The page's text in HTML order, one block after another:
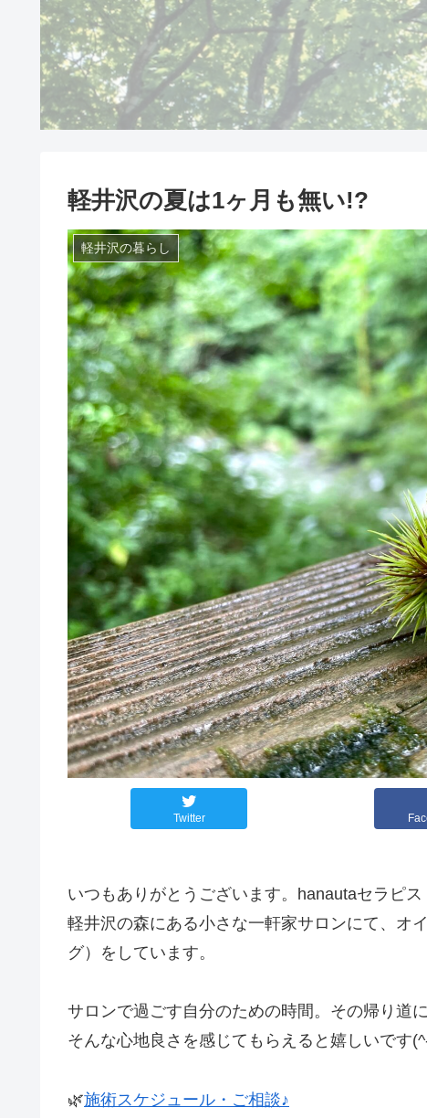
軽井沢の夏は1ヶ月も無い!?
軽井沢の暮らし
Twitter
いつもありがとうございます。hanautaセラピス
軽井沢の森にある小さな一軒家サロンにて、オ
グ）をしています。
サロンで過ごす自分のための時間。その帰り道
そんな心地良さを感じてもらえると嬉しいです
🌿施術スケジュール・ご相談♪